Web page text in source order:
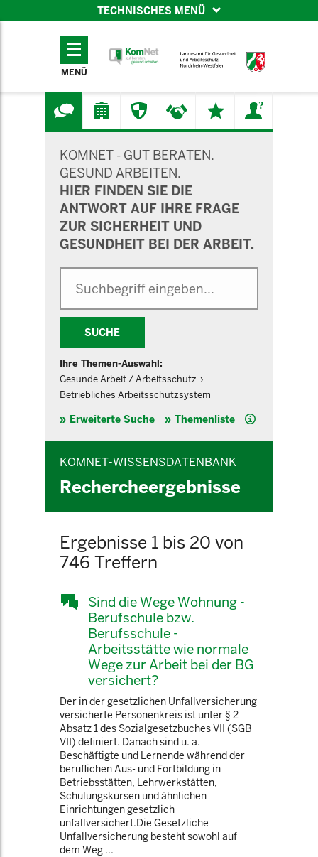
TECHNISCHES MENÜ
TECHNISCHES
MENÜ
KOMNET - GUT BERATEN.
GESUND ARBEITEN.
HIER FINDEN SIE DIE
ANTWORT AUF IHRE FRAGE
ZUR SICHERHEIT UND
GESUNDHEIT BEI DER ARBEIT.
SUCHE
Ihre Themen-Auswahl:
Gesunde Arbeit / Arbeitsschutz
Betriebliches Arbeitsschutzsystem
Erweiterte Suche Themenliste Hilfe
KOMNET-WISSENSDATENBANK
Rechercheergebnisse
Ergebnisse 1 bis 20 von
746 Treffern
Sind die Wege Wohnung -
Berufschule bzw.
Berufsschule -
Arbeitsstätte wie normale
Wege zur Arbeit bei der BG
versichert?
Der in der gesetzlichen Unfallversicherung
versicherte Personenkreis ist unter § 2
Absatz 1 des Sozialgesetzbuches VII (SGB
VII) definiert. Danach sind u. a.
Beschäftigte und Lernende während der
beruflichen Aus- und Fortbildung in
Betriebsstätten, Lehrwerkstätten,
Schulungskursen und ähnlichen
Einrichtungen gesetzlich
unfallversichert.Die Gesetzliche
Unfallversicherung besteht sowohl auf
dem Weg ...